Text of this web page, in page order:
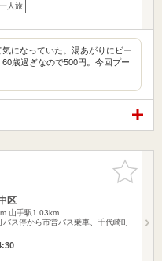
人旅
になっていた。湯あがりにビー
歳過ぎなので500円。今回プー
お気に入
りに追加
区
山手駅1.03km
バス停から市営バス乗車、千代崎町